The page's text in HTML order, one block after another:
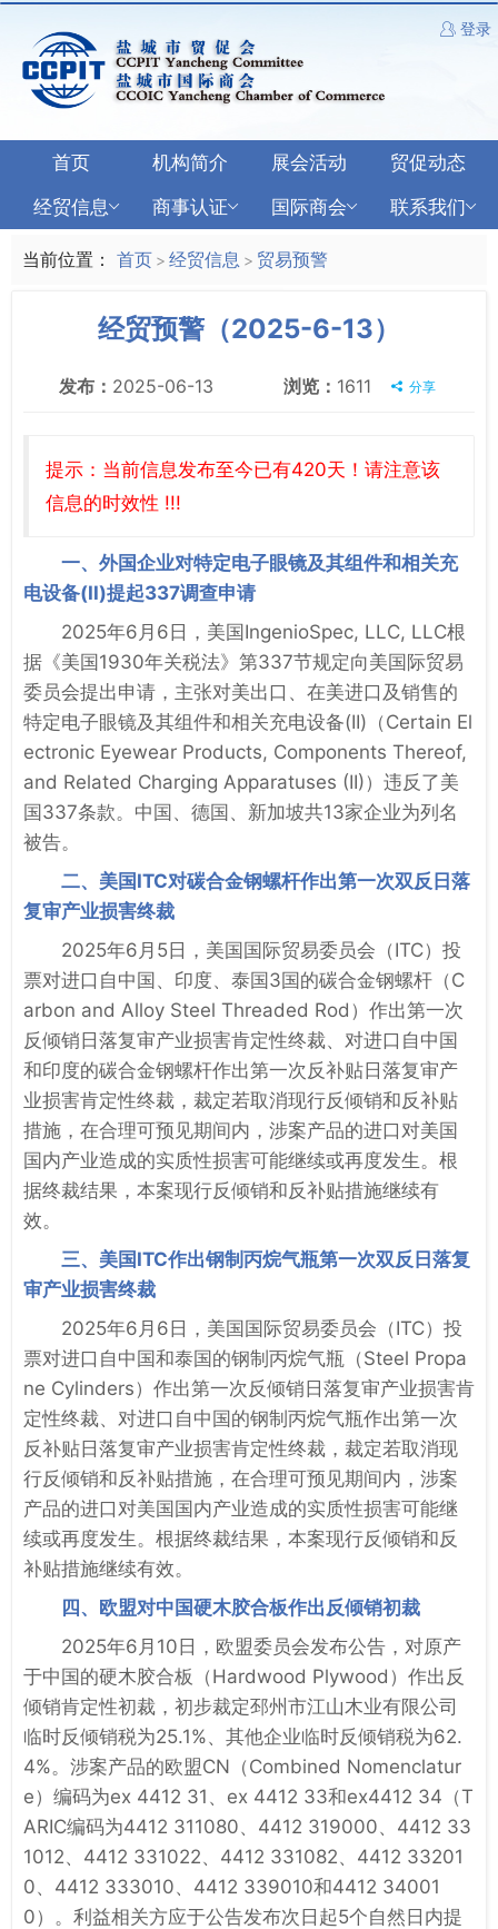
登录
首页 机构简介 展会活动
贸促动态
经贸信息
商事认证 国际商会 联系我们
当前位置： 首页 > 经贸信息 > 贸易预警
经贸预警（2025-6-13）
发布： 2025-06-13 浏览： 1611 分享
提示：当前信息发布至今已有420天！请注意该
信息的时效性 !!!
一、外国企业对特定电子眼镜及其组件和相关充
电设备(II)提起337调查申请
2025年6月6日，美国IngenioSpec, LLC, LLC根
据《美国1930年关税法》第337节规定向美国际贸易
委员会提出申请，主张对美出口、在美进口及销售的
特定电子眼镜及其组件和相关充电设备(II)（Certain El
ectronic Eyewear Products, Components Thereof,
and Related Charging Apparatuses (II)）违反了美
国337条款。中国、德国、新加坡共13家企业为列名
被告。
二、美国ITC对碳合金钢螺杆作出第一次双反日落
复审产业损害终裁
2025年6月5日，美国国际贸易委员会（ITC）投
票对进口自中国、印度、泰国3国的碳合金钢螺杆（C
arbon and Alloy Steel Threaded Rod）作出第一次
反倾销日落复审产业损害肯定性终裁、对进口自中国
和印度的碳合金钢螺杆作出第一次反补贴日落复审产
业损害肯定性终裁，裁定若取消现行反倾销和反补贴
措施，在合理可预见期间内，涉案产品的进口对美国
国内产业造成的实质性损害可能继续或再度发生。根
据终裁结果，本案现行反倾销和反补贴措施继续有
效。
三、美国ITC作出钢制丙烷气瓶第一次双反日落复
审产业损害终裁
2025年6月6日，美国国际贸易委员会（ITC）投
票对进口自中国和泰国的钢制丙烷气瓶（Steel Propa
ne Cylinders）作出第一次反倾销日落复审产业损害肯
定性终裁、对进口自中国的钢制丙烷气瓶作出第一次
反补贴日落复审产业损害肯定性终裁，裁定若取消现
行反倾销和反补贴措施，在合理可预见期间内，涉案
产品的进口对美国国内产业造成的实质性损害可能继
续或再度发生。根据终裁结果，本案现行反倾销和反
补贴措施继续有效。
四、欧盟对中国硬木胶合板作出反倾销初裁
2025年6月10日，欧盟委员会发布公告，对原产
于中国的硬木胶合板（Hardwood Plywood）作出反
倾销肯定性初裁，初步裁定邳州市江山木业有限公司
临时反倾销税为25.1%、其他企业临时反倾销税为62.
4%。涉案产品的欧盟CN（Combined Nomenclatur
e）编码为ex 4412 31、ex 4412 33和ex4412 34（T
ARIC编码为4412 311080、4412 319000、4412 33
1012、4412 331022、4412 331082、4412 33201
0、4412 333010、4412 339010和4412 34001
0）。利益相关方应于公告发布次日起5个自然日内提